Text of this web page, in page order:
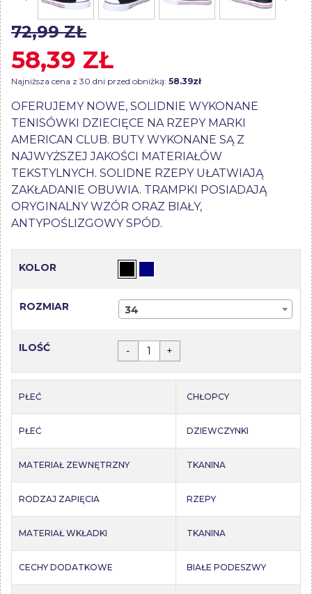
72,99 ZŁ
58,39 ZŁ
Najniższa cena z 30 dni przed obniżką: 58.39zł
OFERUJEMY NOWE, SOLIDNIE WYKONANE
TENISÓWKI DZIECIĘCE NA RZEPY MARKI
AMERICAN CLUB. BUTY WYKONANE SĄ Z
NAJWYŻSZEJ JAKOŚCI MATERIAŁÓW
TEKSTYLNYCH. SOLIDNE RZEPY UŁATWIAJĄ
ZAKŁADANIE OBUWIA. TRAMPKI POSIADAJĄ
ORYGINALNY WZÓR ORAZ BIAŁY,
ANTYPOŚLIZGOWY SPÓD.
KOLOR
ROZMIAR 34
ILOŚĆ - +
PŁEĆ CHŁOPCY
PŁEĆ DZIEWCZYNKI
MATERIAŁ ZEWNĘTRZNY TKANINA
RODZAJ ZAPIĘCIA RZEPY
MATERIAŁ WKŁADKI TKANINA
CECHY DODATKOWE BIAŁE PODESZWY